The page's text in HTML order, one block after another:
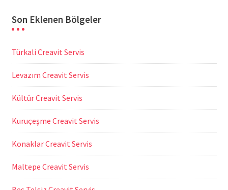
Son Eklenen Bölgeler
Türkali Creavit Servis
Levazım Creavit Servis
Kültür Creavit Servis
Kuruçeşme Creavit Servis
Konaklar Creavit Servis
Maltepe Creavit Servis